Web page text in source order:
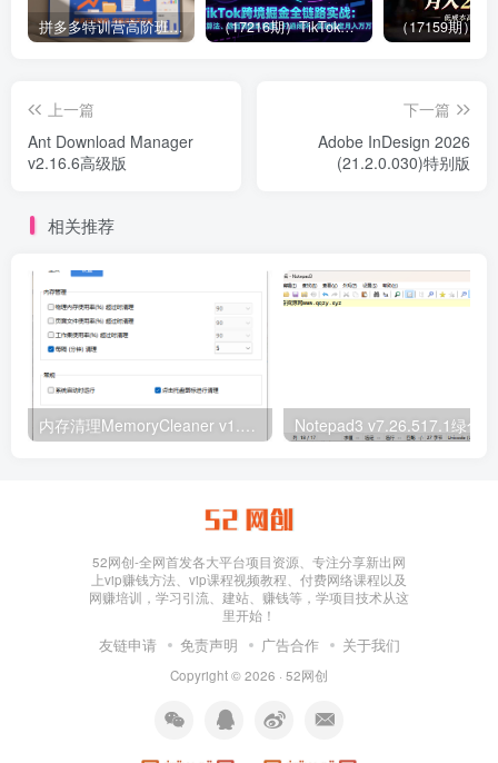
拼多多特训营高阶班，独家玩法赋能，突破运营天花板（更新26年1月） （17216期）TikTok跨境掘金全链路实战：从算法、选品到团队管理，打通闭环，实现稳定月入万刀
上一篇
Ant Download Manager
v2.16.6高级版
下一篇
Adobe InDesign 2026
(21.2.0.030)特别版
相关推荐
Notepad3 v7.26.517.1绿色版
52网创-全网首发各大平台项目资源、专注分享新出网
上vip赚钱方法、vip课程视频教程、付费网络课程以及
网赚培训，学习引流、建站、赚钱等，学项目技术从这
里开始！
友链申请 免责声明 广告合作 关于我们
Copyright © 2026 · 52网创